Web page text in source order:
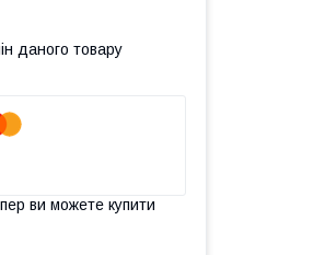
даного товару
ви можете купити